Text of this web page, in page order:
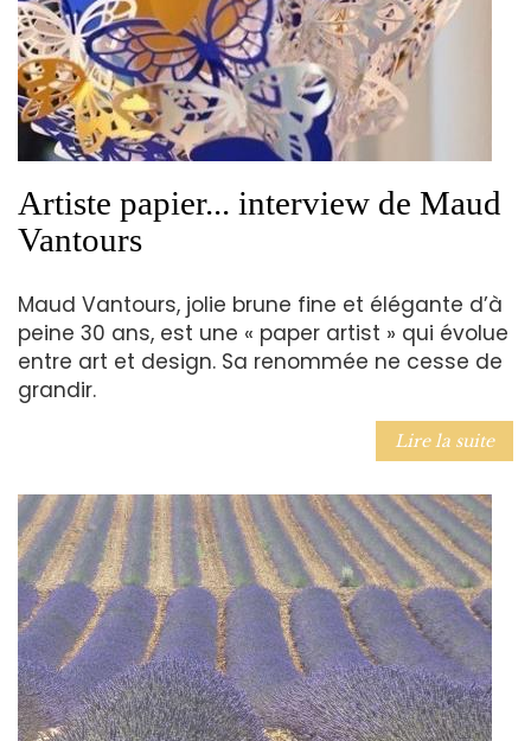
Artiste papier... interview de Maud
Vantours
Maud Vantours, jolie brune fine et élégante d’à
peine 30 ans, est une « paper artist » qui évolue
entre art et design. Sa renommée ne cesse de
grandir.
Lire la suite